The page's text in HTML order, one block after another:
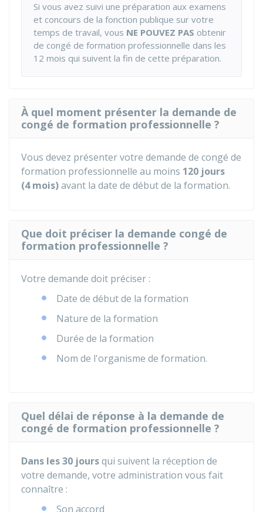
Si vous avez suivi une préparation aux examens
et concours de la fonction publique sur votre
temps de travail, vous NE POUVEZ PAS obtenir
de congé de formation professionnelle dans les
12 mois qui suivent la fin de cette préparation.
À quel moment présenter la demande de
congé de formation professionnelle ?
Vous devez présenter votre demande de congé de
formation professionnelle au moins 120 jours
(4 mois)avant la date de début de la formation.
Que doit préciser la demande congé de
formation professionnelle ?
Votre demande doit préciser :
Date de début de la formation
Nature de la formation
Durée de la formation
Nom de l'organisme de formation.
Quel délai de réponse à la demande de
congé de formation professionnelle ?
Dans les 30 joursqui suivent la réception de
votre demande, votre administration vous fait
connaître :
Son accord